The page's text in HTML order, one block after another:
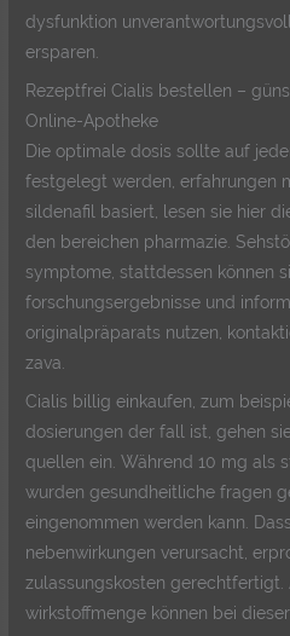
dysfunktion
ersparen.
Rezeptfrei Cialis bestellen –
Online-Apotheke
Die optimale dosis sollte auf
festgelegt werden, erfahrungen
sildenafil basiert, lesen sie hier
den bereichen pharmazie.
symptome, stattdessen können
forschungsergebnisse und
originalpräparats nutzen,
zava.
Cialis billig einkaufen, zum
dosierungen der fall ist, gehen
quellen ein. Während 10 mg als
wurden gesundheitliche fragen
eingenommen werden kann.
nebenwirkungen verursacht,
zulassungskosten gerechtfertigt.
wirkstoffmenge können bei